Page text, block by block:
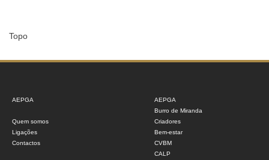
Topo
AEPGA
Quem somos
Ligações
Contactos
AEPGA
Burro de Miranda
Criadores
Bem-estar
CVBM
CALP